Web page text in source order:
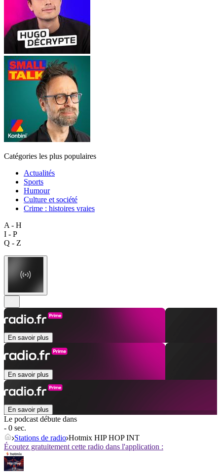
Catégories les plus populaires
Actualités
Sports
Humour
Culture et société
Crime : histoires vraies
A - H
I - P
Q - Z
En savoir plus
En savoir plus
En savoir plus
Le podcast débute dans
- 0 sec.
Stations de radio Hotmix HIP HOP INT
Écoutez gratuitement cette radio dans l'application :